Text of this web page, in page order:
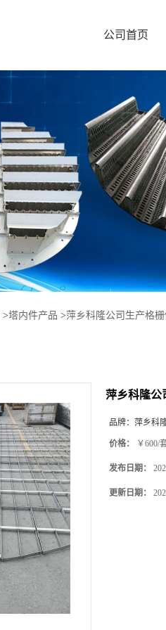
公司首页
>塔内件产品 >萍乡科隆公司生产格
萍乡科隆公
品牌： 萍乡科
价格： ￥600/
发布日期：
更新日期：